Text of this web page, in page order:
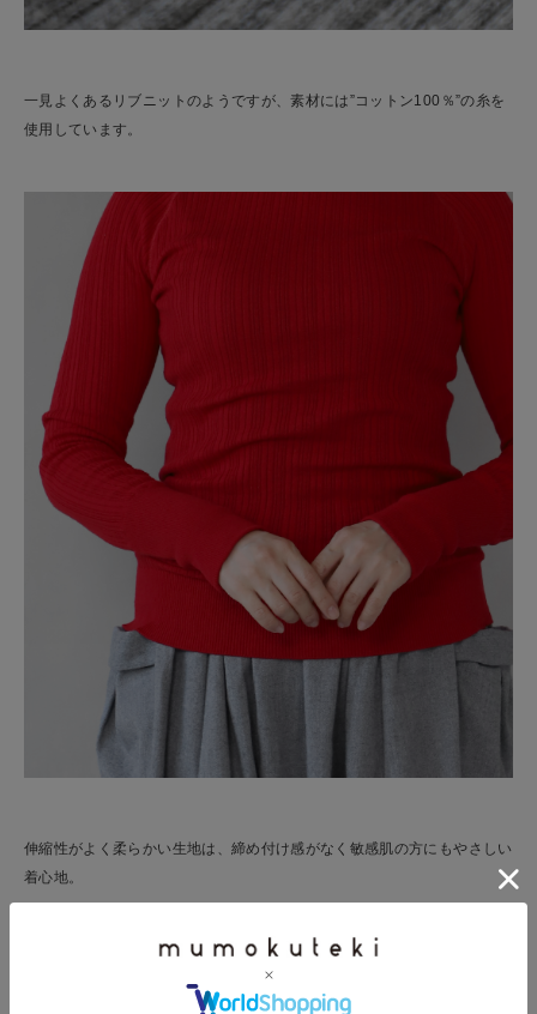
一見よくあるリブニットのようですが、素材には”コットン100％”の糸を
使用しています。
伸縮性がよく柔らかい生地は、締め付け感がなく敏感肌の方にもやさしい
着心地。